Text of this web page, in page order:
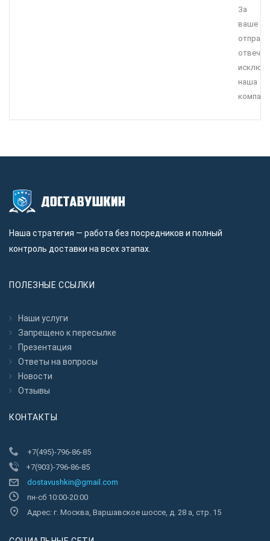
За
ваше
наша
Наша стратегия — работа без посредников и полный
контроль доставки на всех этапах.
ПОЛЕЗНЫЕ ССЫЛКИ
Наши услуги
Запрещено к пересылкe
Презентация
Ответы на вопросы
Новости
Отзывы
КОНТАКТЫ
+7(495)-796-86-85
+7(903)-796-86-85
dostavushkin@gmail.com
пн-сб 10:00-20:00
Адрес: г. Москва, Варшавское шоссе, д. 28 а, стр. 15